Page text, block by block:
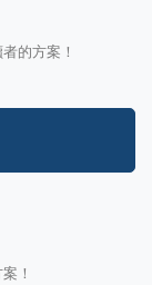
的方案！
！